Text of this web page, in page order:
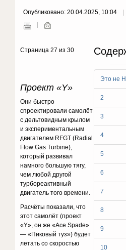
Опубликовано: 20.04.2025, 10:04
Это не
2
3
4
5
6
7
8
9
10
Страница 27 из 30
Проект «Y»
Они быстро
спроектировали самолёт
с дельтовидным крылом
и экспериментальным
двигателем RFGT (Radial
Flow Gas Turbine),
который развивал
намного большую тягу,
чем любой другой
турбореактивный
двигатель того времени.
Расчёты показали, что
этот самолёт (проект
«Y», он же «Ace Spade»
— «Пиковый туз») будет
летать со скоростью